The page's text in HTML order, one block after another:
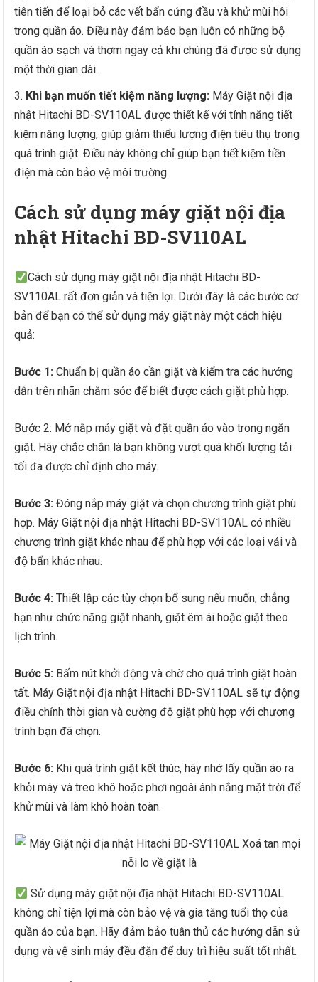
tiên tiến để loại bỏ các vết bẩn cứng đầu và khử mùi hôi
trong quần áo. Điều này đảm bảo bạn luôn có những bộ
quần áo sạch và thơm ngay cả khi chúng đã được sử dụng
một thời gian dài.
Khi bạn muốn tiết kiệm năng lượng: Máy Giặt nội địa
nhật Hitachi BD-SV110AL được thiết kế với tính năng tiết
kiệm năng lượng, giúp giảm thiểu lượng điện tiêu thụ trong
quá trình giặt. Điều này không chỉ giúp bạn tiết kiệm tiền
điện mà còn bảo vệ môi trường.
Cách sử dụng máy giặt nội địa
nhật Hitachi BD-SV110AL
Cách sử dụng máy giặt nội địa nhật Hitachi BD-
SV110AL rất đơn giản và tiện lợi. Dưới đây là các bước cơ
bản để bạn có thể sử dụng máy giặt này một cách hiệu
quả:
Bước 1: Chuẩn bị quần áo cần giặt và kiểm tra các hướng
dẫn trên nhãn chăm sóc để biết được cách giặt phù hợp.
Bước 2: Mở nắp máy giặt và đặt quần áo vào trong ngăn
giặt. Hãy chắc chắn là bạn không vượt quá khối lượng tải
tối đa được chỉ định cho máy.
Bước 3: Đóng nắp máy giặt và chọn chương trình giặt phù
hợp. Máy Giặt nội địa nhật Hitachi BD-SV110AL có nhiều
chương trình giặt khác nhau để phù hợp với các loại vải và
độ bẩn khác nhau.
Bước 4:Thiết lập các tùy chọn bổ sung nếu muốn, chẳng
hạn như chức năng giặt nhanh, giặt êm ái hoặc giặt theo
lịch trình.
Bước 5: Bấm nút khởi động và chờ cho quá trình giặt hoàn
tất. Máy Giặt nội địa nhật Hitachi BD-SV110AL sẽ tự động
điều chỉnh thời gian và cường độ giặt phù hợp với chương
trình bạn đã chọn.
Bước 6: Khi quá trình giặt kết thúc, hãy nhớ lấy quần áo ra
khỏi máy và treo khô hoặc phơi ngoài ánh nắng mặt trời để
khử mùi và làm khô hoàn toàn.
Sử dụng máy giặt nội địa nhật Hitachi BD-SV110AL
không chỉ tiện lợi mà còn bảo vệ và gia tăng tuổi thọ của
quần áo của bạn. Hãy đảm bảo tuân thủ các hướng dẫn sử
dụng và vệ sinh máy đều đặn để duy trì hiệu suất tốt nhất.